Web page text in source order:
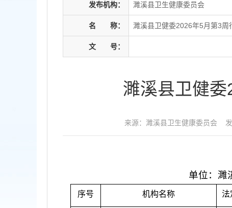
发布机构： 濉溪县卫生健康委员会
名 称： 濉溪县卫健委2026年5月第3周
文 号：
濉溪县卫健
来源：濉溪县卫生健康委员会
单位：濉
序号 机构名称 法